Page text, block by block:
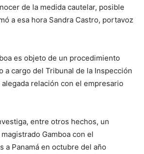
de la medida cautelar, posible
a esa hora Sandra Castro, portavoz
es objeto de un procedimiento
a cargo del Tribunal de la Inspección
relación con el empresario
entre otros hechos, un
Gamboa con el
a Panamá en octubre del año